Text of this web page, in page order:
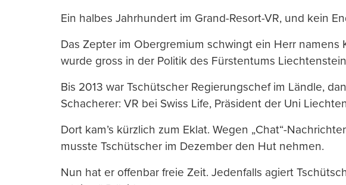
Ein halbes Jahrhundert im Grand-Resort-VR, und kein
Das Zepter im Obergremium schwingt ein Herr namens
wurde gross in der Politik des Fürstentums
Bis 2013 war Tschütscher Regierungschef im Ländle,
Schacherer: VR bei Swiss Life, Präsident der Uni
Dort kam’s kürzlich zum Eklat. Wegen „Chat“-
musste Tschütscher im Dezember den Hut nehmen.
Nun hat er offenbar freie Zeit. Jedenfalls agiert